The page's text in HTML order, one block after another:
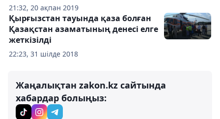
21:32, 20 ақпан 2019
22:23, 31 шілде 2018
Қырғызстан тауында қаза болған
Қазақстан азаматының денесі елге
жеткізілді
Жаңалықтан zakon.kz сайтында
хабардар болыңыз: